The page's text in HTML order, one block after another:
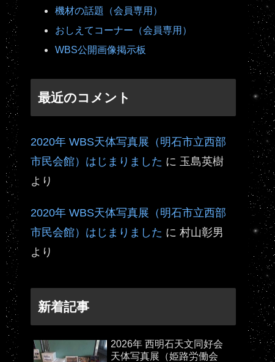
機材の話題（会員専用）
おしえてコーナー（会員専用）
WBS公開画像掲示板
最近のコメント
2020年 WBS天体写真展（明石市立西部
市民会館）はじまりました に 玉島英樹
より
2020年 WBS天体写真展（明石市立西部
市民会館）はじまりました に 村山彰男
より
新着記事
2026年 西明石天文同好会
天体写真展（姫路労働会